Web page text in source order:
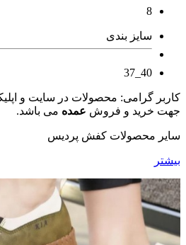
8
سایز بندی
40_37
کاربر گرامی: محصولات در سایت و
جهت خرید و فروش عمده می باشد.
سایر محصولات کفش پردیس
بیشتر